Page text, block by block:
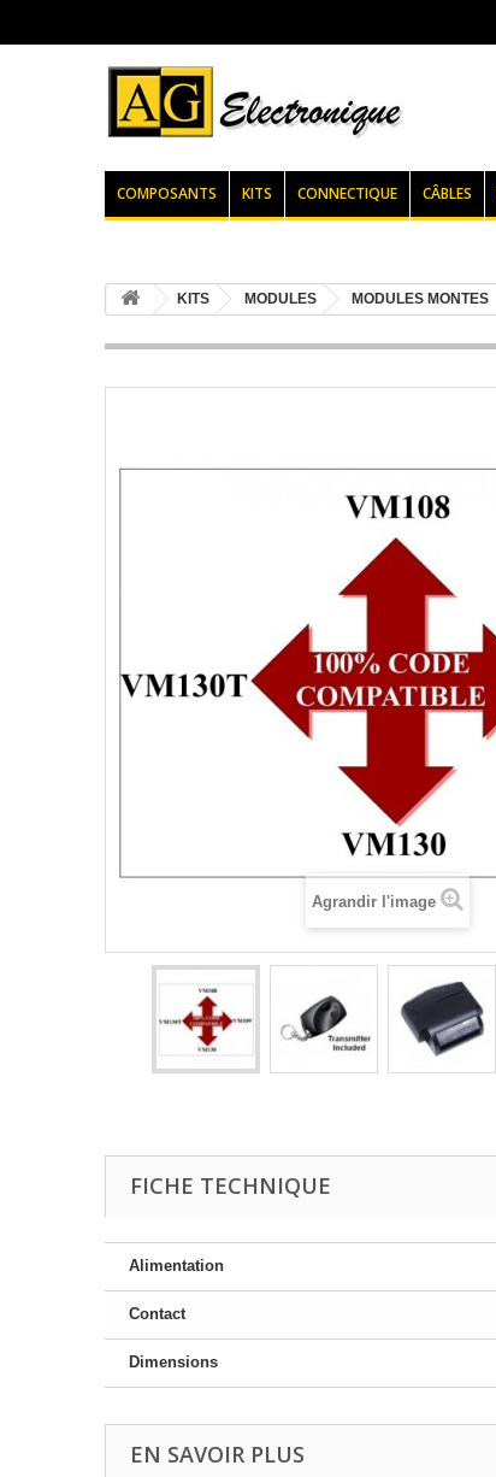
COMPOSANTS KITS CONNECTIQUE CÂBLES
KITS MODULES MODULES MONTES
Agrandir l'image
FICHE TECHNIQUE
Alimentation
Contact
Dimensions
EN SAVOIR PLUS